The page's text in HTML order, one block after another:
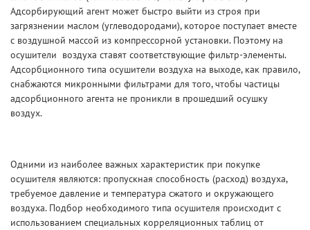
Адсорбирующий агент может быстро выйти из строя при
загрязнении маслом (углеводородами), которое поступает вместе
с воздушной массой из компрессорной установки. Поэтому на
осушители воздуха ставят соответствующие фильтр-элементы.
Адсорбционного типа осушители воздуха на выходе, как правило,
снабжаются микронными фильтрами для того, чтобы частицы
адсорбционного агента не проникли в прошедший осушку
воздух.
Одними из наиболее важных характеристик при покупке
осушителя являются: пропускная способность (расход) воздуха,
требуемое давление и температура сжатого и окружающего
воздуха. Подбор необходимого типа осушителя происходит с
использованием специальных корреляционных таблиц от